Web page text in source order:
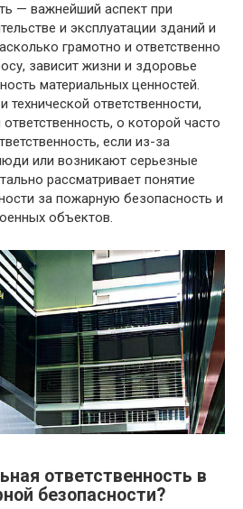
— важнейший аспект при
и эксплуатации зданий и
грамотно и ответственно
зависит жизни и здоровье
материальных ценностей.
ответственности,
о которой часто
если из-за
или возникают серьезные
рассматривает понятие
за пожарную безопасность и
объектов.
ответственность в
безопасности?